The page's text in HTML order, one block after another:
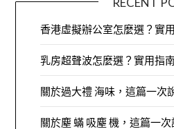
香港虛擬辦公室怎麼選？實
乳房超聲波怎麼選？實用指
關於過大禮 海味，這篇一次
關於塵 蟎 吸塵 機，這篇一次